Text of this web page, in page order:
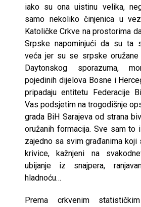
iako su ona uistinu velika,
samo nekoliko činjenica u
Katoličke Crkve na prostorima
Srpske napominjući da su ta
veća jer su se srpske oružane
Daytonskog sporazuma,
pojedinih dijelova Bosne i
pripadaju entitetu Federacije
Vas podsjetim na trogodišnje
grada BiH Sarajeva od strana
oružanih formacija. Sve sam to
zajedno sa svim građanima koji
krivice, kažnjeni na
ubijanje iz snajpera,
hladnoću…
Prema crkvenim